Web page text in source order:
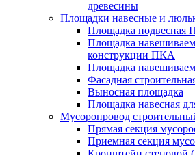
древесины
Площадки навесные и
Площадка подвесная
Площадка
конструкции ПКА
Площадка
Фасадная
Выносная площадка
Площадка навесная
Мусоропровод
Прямая секция
Приемная секция